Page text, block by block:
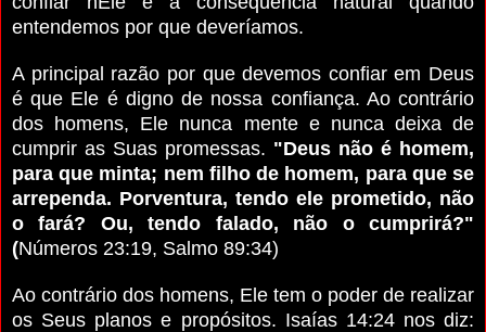
entendemos por que deveríamos.
A principal razão por que devemos confiar em Deus
é que Ele é digno de nossa confiança. Ao contrário
dos homens, Ele nunca mente e nunca deixa de
cumprir as Suas promessas. "Deus não é homem,
para que minta; nem filho de homem, para que se
arrependa. Porventura, tendo ele prometido, não
o fará? Ou, tendo falado, não o cumprirá?"
(Números 23:19, Salmo 89:34)
Ao contrário dos homens, Ele tem o poder de realizar
os Seus planos e propósitos. Isaías 14:24 nos diz: